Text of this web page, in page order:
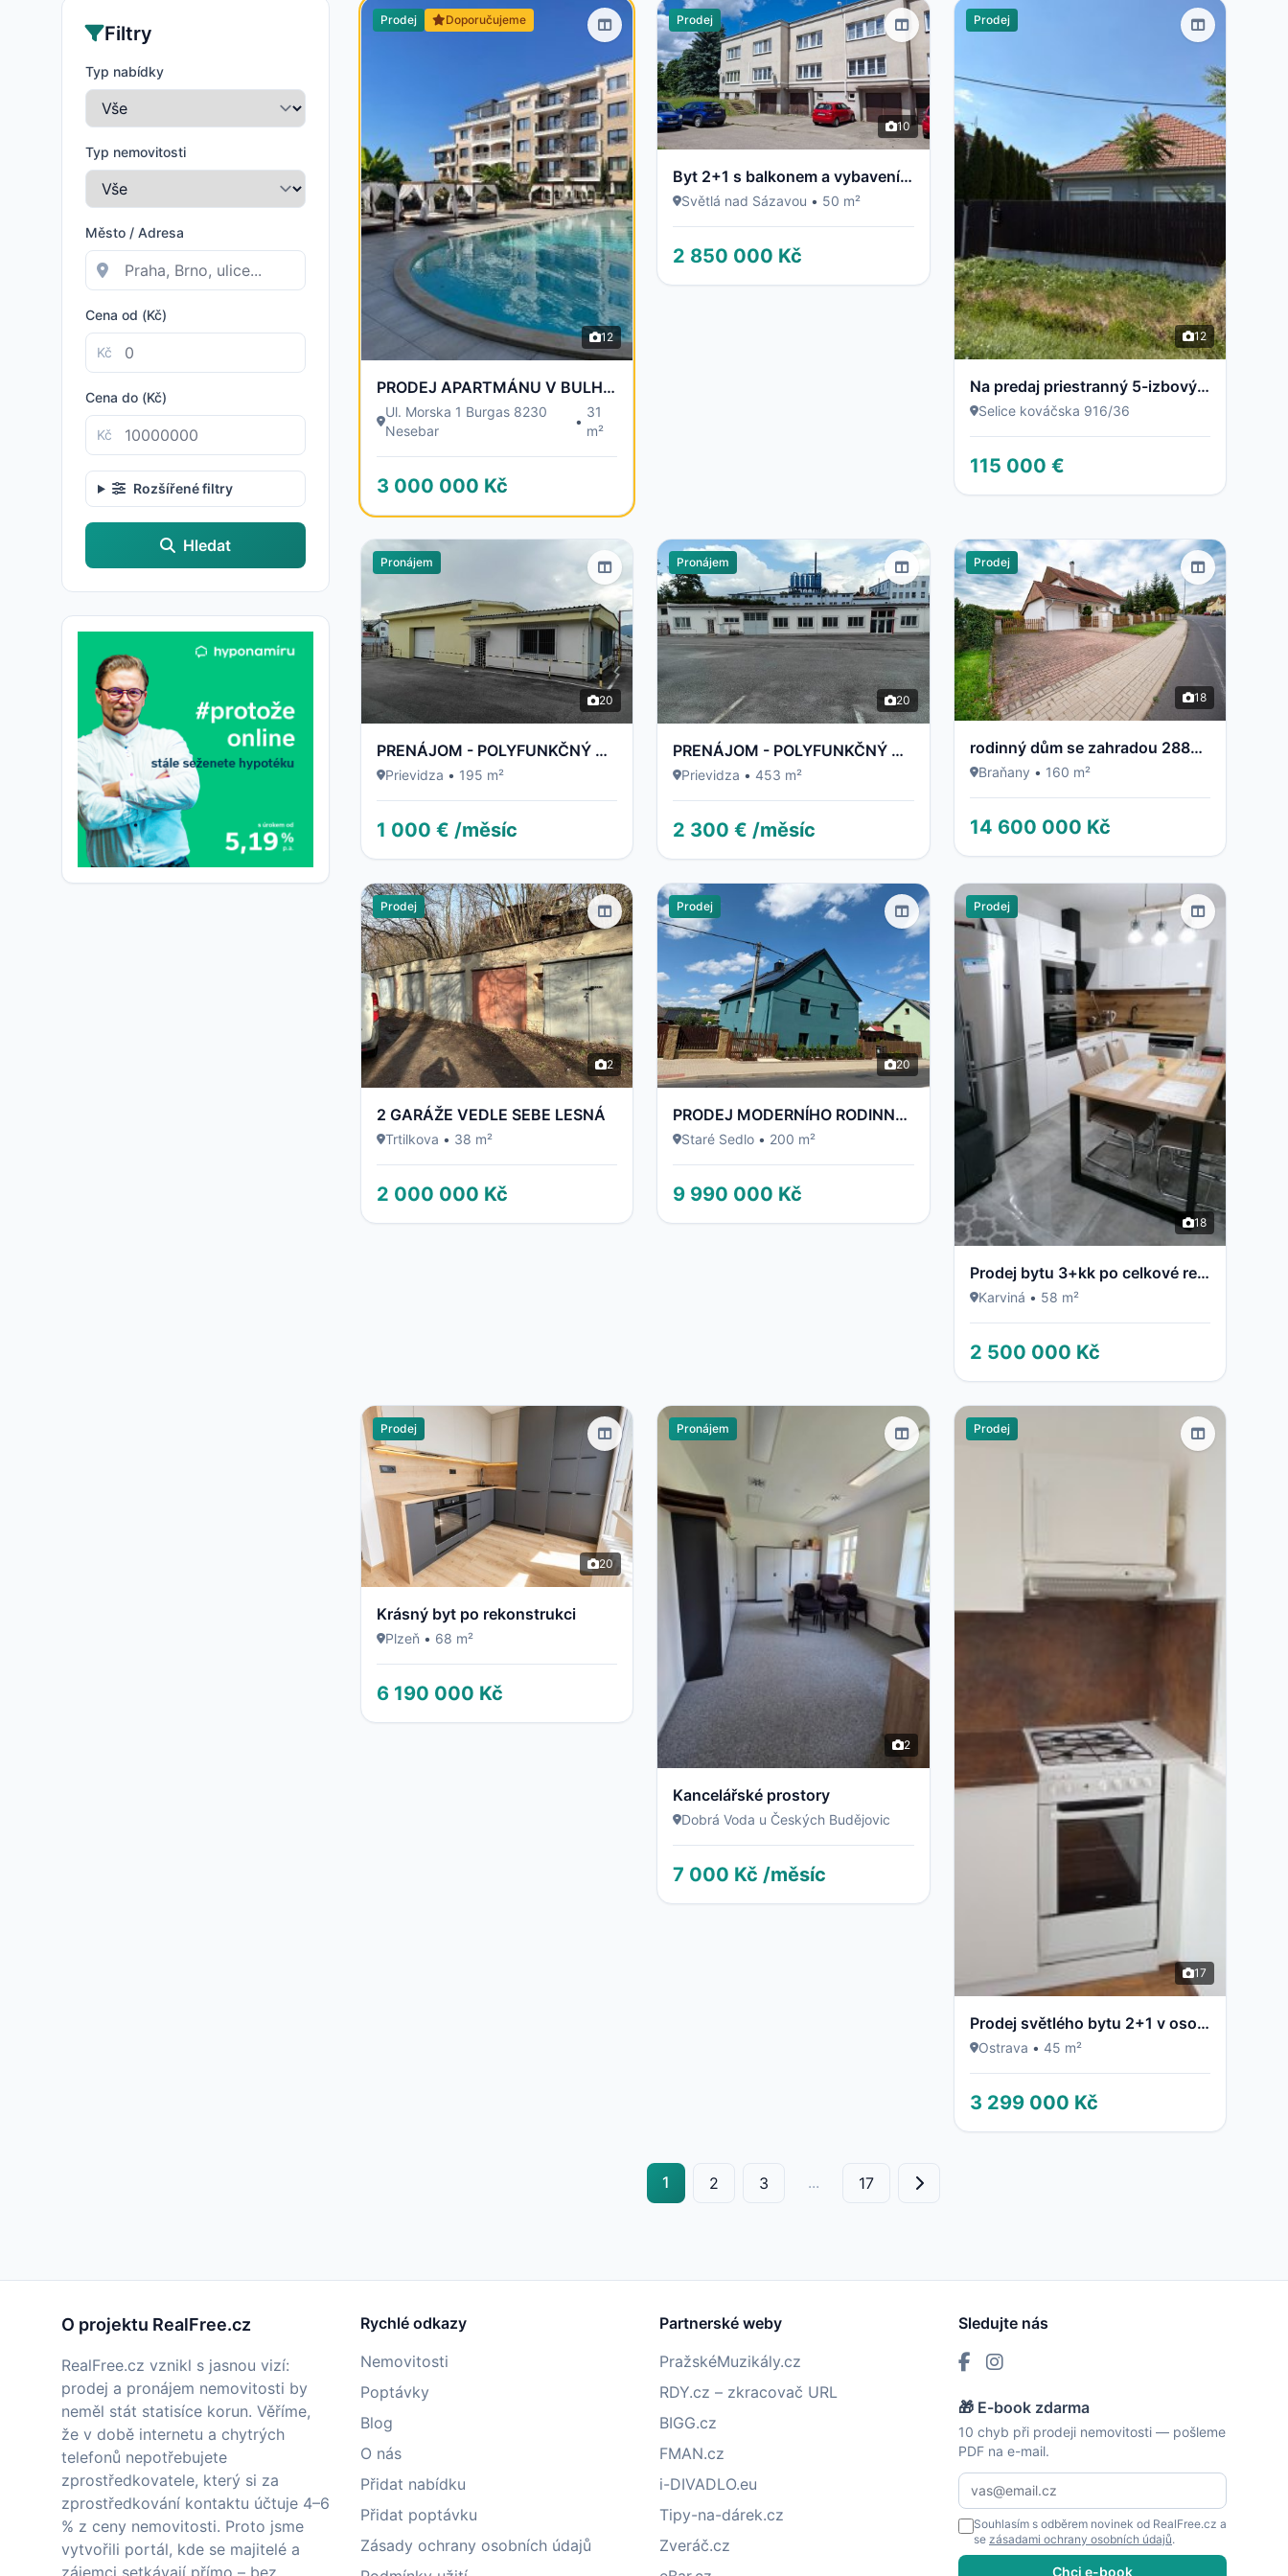
2
Filtry
Typ nabídky
Typ nemovitosti
Město / Adresa
Cena od (Kč)
Kč
Cena do (Kč)
Kč
Rozšířené filtry
Hledat
Prodej Doporučujeme
12
PRODEJ APARTMÁNU V BULHARSKU - 100 m od moře
Ul. Morska 1 Burgas 8230
Nesebar
•
31
m²
3 000 000 Kč
Prodej
10
Byt 2+1 s balkonem a vybavením – Světlá nad Sázavou
Světlá nad Sázavou • 50 m²
2 850 000 Kč
Prodej
12
Na predaj priestranný 5-izbový rodinný dom v obci Selice pripravený stať sa vaším novým domovom
Selice kováčska 916/36
115 000 €
Pronájem
20
PRENÁJOM - POLYFUNKČNÝ OBJEKT / BUDOVA - NECPALSKÁ CESTA 34 E – PRIEVIDZA
Prievidza • 195 m²
1 000 € /měsíc
Pronájem
20
PRENÁJOM - POLYFUNKČNÝ OBJEKT / BUDOVA - NECPALSKÁ CESTA 34 B – PRIEVIDZA
Prievidza • 453 m²
2 300 € /měsíc
Prodej
18
rodinný dům se zahradou 2883m2
Braňany • 160 m²
14 600 000 Kč
Prodej
2
2 GARÁŽE VEDLE SEBE LESNÁ
Trtilkova • 38 m²
2 000 000 Kč
Prodej
20
PRODEJ MODERNÍHO RODINNÉHO DOMU 5+KK | 200 m² | PO KOMPLETNÍ REKONSTRUKCI | POZEMEK 700 m² | STARÉ S
Staré Sedlo • 200 m²
9 990 000 Kč
Prodej
18
Prodej bytu 3+kk po celkové rekonstrukci
Karviná • 58 m²
2 500 000 Kč
Prodej
20
Krásný byt po rekonstrukci
Plzeň • 68 m²
6 190 000 Kč
Pronájem
2
Kancelářské prostory
Dobrá Voda u Českých Budějovic
7 000 Kč /měsíc
Prodej
17
Prodej světlého bytu 2+1 v osobním vlastnictví – Ostrava, Dubina (ul. Jaroslava Misky)
Ostrava • 45 m²
3 299 000 Kč
1 2 3 ... 17
O projektu RealFree.cz
RealFree.cz vznikl s jasnou vizí:
prodej a pronájem nemovitosti by
neměl stát statisíce korun. Věříme,
že v době internetu a chytrých
telefonů nepotřebujete
zprostředkovatele, který si za
zprostředkování kontaktu účtuje 4–6
% z ceny nemovitosti. Proto jsme
vytvořili portál, kde se majitelé a
Rychlé odkazy
Nemovitosti
Poptávky
Blog
O nás
Přidat nabídku
Přidat poptávku
Zásady ochrany osobních údajů
Partnerské weby
PražskéMuzikály.cz
RDY.cz – zkracovač URL
BIGG.cz
FMAN.cz
i-DIVADLO.eu
Tipy-na-dárek.cz
Zveráč.cz
Sledujte nás
🎁 E-book zdarma
10 chyb při prodeji nemovitosti — pošleme
PDF na e-mail.
Souhlasím s odběrem novinek od RealFree.cz a
se zásadami ochrany osobních údajů.
Chci e-book